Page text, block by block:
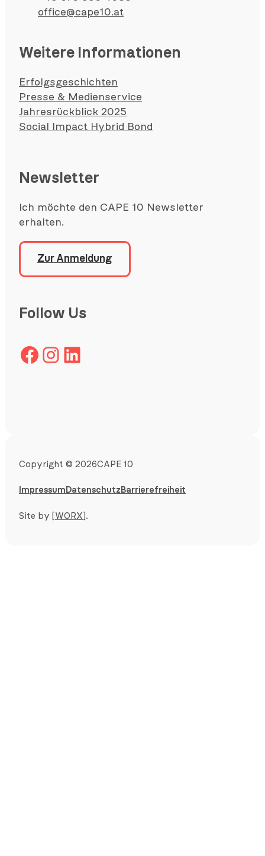
office@cape10.at
Weitere Informationen
Erfolgsgeschichten
Presse & Medienservice
Jahresrückblick 2025
Social Impact Hybrid Bond
Newsletter
Ich möchte den CAPE 10 Newsletter
erhalten.
Zur Anmeldung
Follow Us
Facebook Instagram LinkedIn
Copyright © 2026CAPE 10
Impressum Datenschutz Barrierefreiheit
Site by [WORX] .